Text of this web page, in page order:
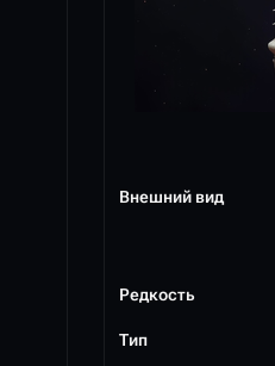
Внешний вид
Редкость
Тип